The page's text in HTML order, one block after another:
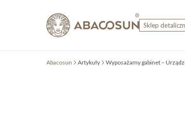
Sklep
Abacosun Artykuły Wyposażamy gabinet –